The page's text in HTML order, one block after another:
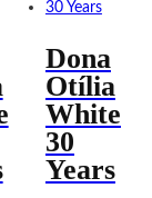
Dona
Otília
White
30
Years